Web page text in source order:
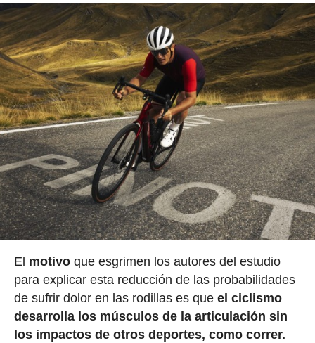
El motivoque esgrimen los autores del estudio
para explicar esta reducción de las probabilidades
de sufrir dolor en las rodillas es que el ciclismo
desarrolla los músculos de la articulación sin
los impactos de otros deportes, como correr.